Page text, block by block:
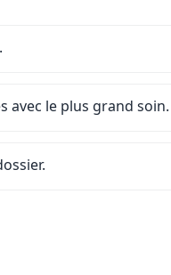
avec le plus grand soin.